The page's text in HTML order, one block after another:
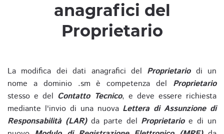
anagrafici del
Proprietario
La modifica dei dati anagrafici del Proprietariodi un
nome a dominio .sm è competenza del Proprietario
stesso e del Contatto Tecnico, e deve essere richiesta
mediante l'invio di una nuova Lettera di Assunzione di
Responsabilità (LAR)da parte del Proprietarioe di un